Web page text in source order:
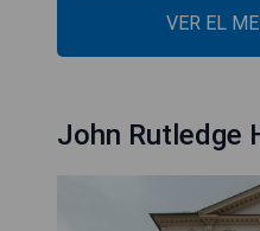
VER EL
John Rutledge